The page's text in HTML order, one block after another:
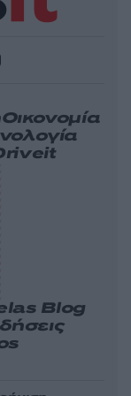
Οικονομία
Blog